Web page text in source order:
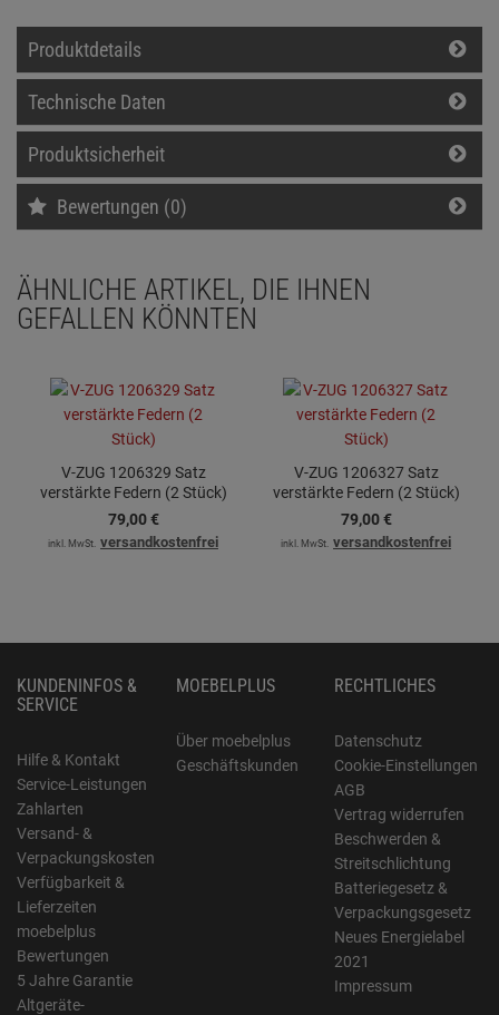
Produktdetails
Technische Daten
Produktsicherheit
Bewertungen (0)
ÄHNLICHE ARTIKEL, DIE IHNEN
GEFALLEN KÖNNTEN
V-ZUG 1206329 Satz
verstärkte Federn (2 Stück)
79,00 €
inkl. MwSt. versandkostenfrei
V-ZUG 1206327 Satz
verstärkte Federn (2 Stück)
79,00 €
inkl. MwSt. versandkostenfrei
KUNDENINFOS &
SERVICE
Hilfe & Kontakt
Service-Leistungen
Zahlarten
Versand- &
Verpackungskosten
Verfügbarkeit &
Lieferzeiten
moebelplus
Bewertungen
5 Jahre Garantie
Altgeräte-
MOEBELPLUS
Über moebelplus
Geschäftskunden
RECHTLICHES
Datenschutz
Cookie-Einstellungen
AGB
Vertrag widerrufen
Beschwerden &
Streitschlichtung
Batteriegesetz &
Verpackungsgesetz
Neues Energielabel
2021
Impressum